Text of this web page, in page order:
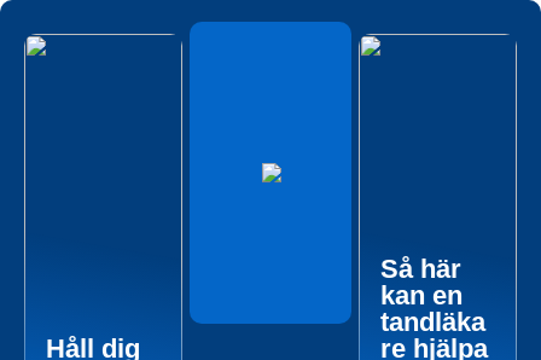
Håll dig
Så här
kan en
tandläka
re hjälpa